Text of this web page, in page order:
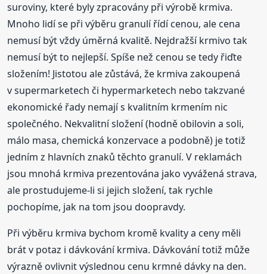
suroviny, které byly zpracovány při výrobě krmiva.
Mnoho lidí se při výběru granulí řídí cenou, ale cena
nemusí být vždy úměrná kvalitě. Nejdražší krmivo tak
nemusí být to nejlepší. Spíše než cenou se tedy řiďte
složením! Jistotou ale zůstává, že krmiva zakoupená
v supermarketech či hypermarketech nebo takzvané
ekonomické řady nemají s kvalitním krmením nic
společného. Nekvalitní složení (hodně obilovin a soli,
málo masa, chemická konzervace a podobně) je totiž
jedním z hlavních znaků těchto granulí. V reklamách
jsou mnohá krmiva prezentována jako vyvážená strava,
ale prostudujeme-li si jejich složení, tak rychle
pochopíme, jak na tom jsou doopravdy.
Při výběru krmiva bychom kromě kvality a ceny měli
brát v potaz i dávkování krmiva. Dávkování totiž může
výrazně ovlivnit výslednou cenu krmné dávky na den.